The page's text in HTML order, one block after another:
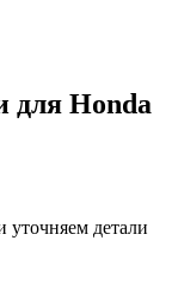
для Honda
уточняем детали